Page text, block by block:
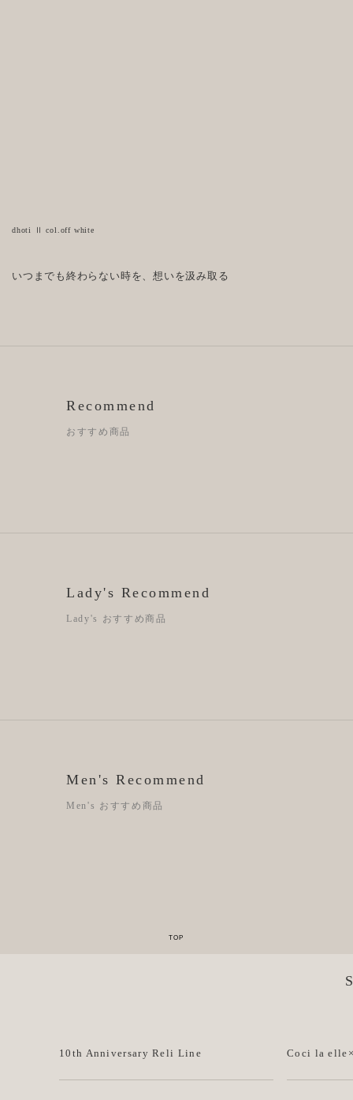
dhoti Ⅱ col.off white
いつまでも終わらない時を、想いを汲み取る
Recommend
おすすめ商品
Lady's Recommend
Lady's おすすめ商品
Men's Recommend
Men's おすすめ商品
10th Anniversary Reli Line Coci la